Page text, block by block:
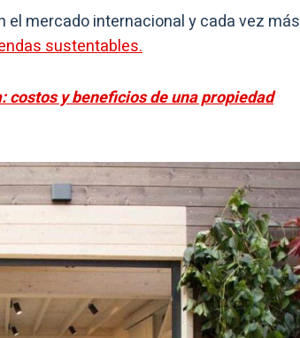
el mercado internacional y cada vez más
sustentables.
costos y beneficios de una propiedad